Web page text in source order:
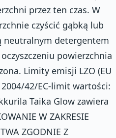
przez ten czas. W
czyścić gąbką lub
neutralnym detergentem
powierzchnia
Limity emisji LZO (EU
2004/42/EC-limit wartości:
Taika Glow zawiera
W ZAKRESIE
ZGODNIE Z